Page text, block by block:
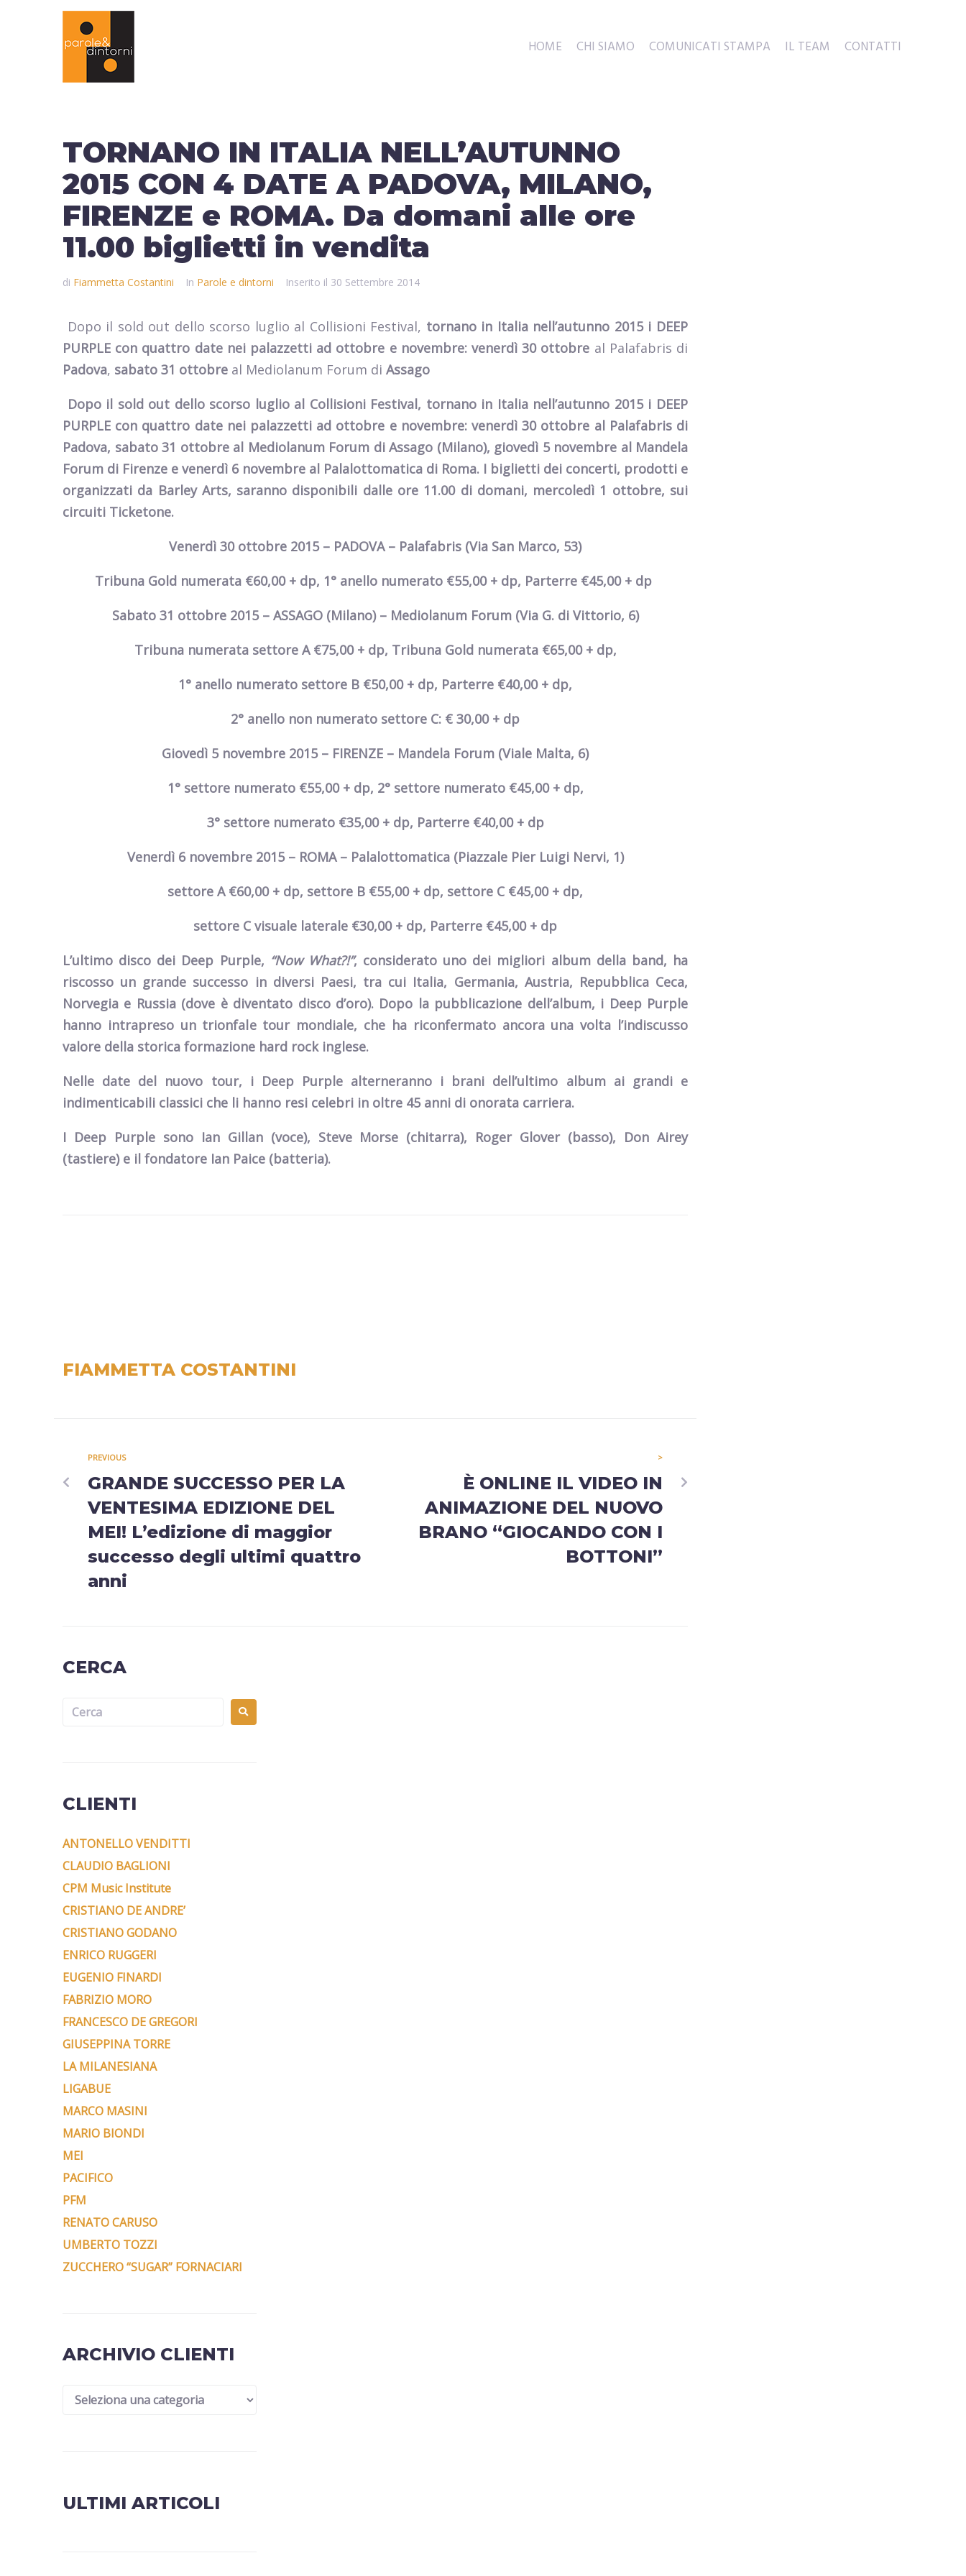
HOME CHI SIAMO COMUNICATI STAMPA IL TEAM CONTATTI
TORNANO IN ITALIA NELL’AUTUNNO
2015 CON 4 DATE A PADOVA, MILANO,
FIRENZE e ROMA. Da domani alle ore
11.00 biglietti in vendita
di Fiammetta Costantini In Parole e dintorni Inserito il 30 Settembre 2014
Dopo il sold out dello scorso luglio al Collisioni Festival, tornano in Italia nell’autunno 2015 i DEEP
PURPLE con quattro date nei palazzetti ad ottobre e novembre: venerdì 30 ottobre al Palafabris di
Padova, sabato 31 ottobre al Mediolanum Forum di Assago
Dopo il sold out dello scorso luglio al Collisioni Festival, tornano in Italia nell’autunno 2015 i DEEP
PURPLE con quattro date nei palazzetti ad ottobre e novembre: venerdì 30 ottobre al Palafabris di
Padova, sabato 31 ottobreal Mediolanum Forum di Assago (Milano), giovedì 5 novembre al Mandela
Forum di Firenze e venerdì 6 novembre al Palalottomatica di Roma. I biglietti dei concerti, prodotti e
organizzati da Barley Arts, saranno disponibili dalle ore 11.00 di domani, mercoledì 1 ottobre, sui
circuiti Ticketone.
Venerdì 30 ottobre 2015 – PADOVA – Palafabris (Via San Marco, 53)
Tribuna Gold numerata €60,00 + dp, 1° anello numerato €55,00 + dp, Parterre €45,00 + dp
Sabato 31 ottobre 2015 – ASSAGO (Milano) – Mediolanum Forum (Via G. di Vittorio, 6)
Tribuna numerata settore A €75,00 + dp, Tribuna Gold numerata €65,00 + dp,
1° anello numerato settore B €50,00 + dp, Parterre €40,00 + dp,
2° anello non numerato settore C: € 30,00 + dp
Giovedì 5 novembre 2015 – FIRENZE – Mandela Forum (Viale Malta, 6)
1° settore numerato €55,00 + dp, 2° settore numerato €45,00 + dp,
3° settore numerato €35,00 + dp, Parterre €40,00 + dp
Venerdì 6 novembre 2015 – ROMA – Palalottomatica(Piazzale Pier Luigi Nervi, 1)
settore A €60,00 + dp, settore B €55,00 + dp, settore C €45,00 + dp,
settore C visuale laterale €30,00 + dp, Parterre €45,00 + dp
L’ultimo disco dei Deep Purple, “Now What?!”, considerato uno dei migliori album della band, ha
riscosso un grande successo in diversi Paesi, tra cui Italia, Germania, Austria, Repubblica Ceca,
Norvegia e Russia (dove è diventato disco d’oro). Dopo la pubblicazione dell’album, i Deep Purple
hanno intrapreso un trionfale tour mondiale, che ha riconfermato ancora una volta l’indiscusso
valore della storica formazione hard rock inglese.
Nelle date del nuovo tour, i Deep Purple alterneranno i brani dell’ultimo album ai grandi e
indimenticabili classici che li hanno resi celebri in oltre 45 anni di onorata carriera.
I Deep Purplesono Ian Gillan(voce), Steve Morse (chitarra), Roger Glover (basso), Don Airey
(tastiere) e il fondatore Ian Paice (batteria).
FIAMMETTA COSTANTINI
PREVIOUS
GRANDE SUCCESSO PER LA
VENTESIMA EDIZIONE DEL
MEI! L’edizione di maggior
successo degli ultimi quattro
anni
>
È ONLINE IL VIDEO IN
ANIMAZIONE DEL NUOVO
BRANO “GIOCANDO CON I
BOTTONI”
CERCA
CLIENTI
ANTONELLO VENDITTI
CLAUDIO BAGLIONI
CPM Music Institute
CRISTIANO DE ANDRE’
CRISTIANO GODANO
ENRICO RUGGERI
EUGENIO FINARDI
FABRIZIO MORO
FRANCESCO DE GREGORI
GIUSEPPINA TORRE
LA MILANESIANA
LIGABUE
MARCO MASINI
MARIO BIONDI
MEI
PACIFICO
PFM
RENATO CARUSO
UMBERTO TOZZI
ZUCCHERO “SUGAR” FORNACIARI
ARCHIVIO CLIENTI
ULTIMI ARTICOLI